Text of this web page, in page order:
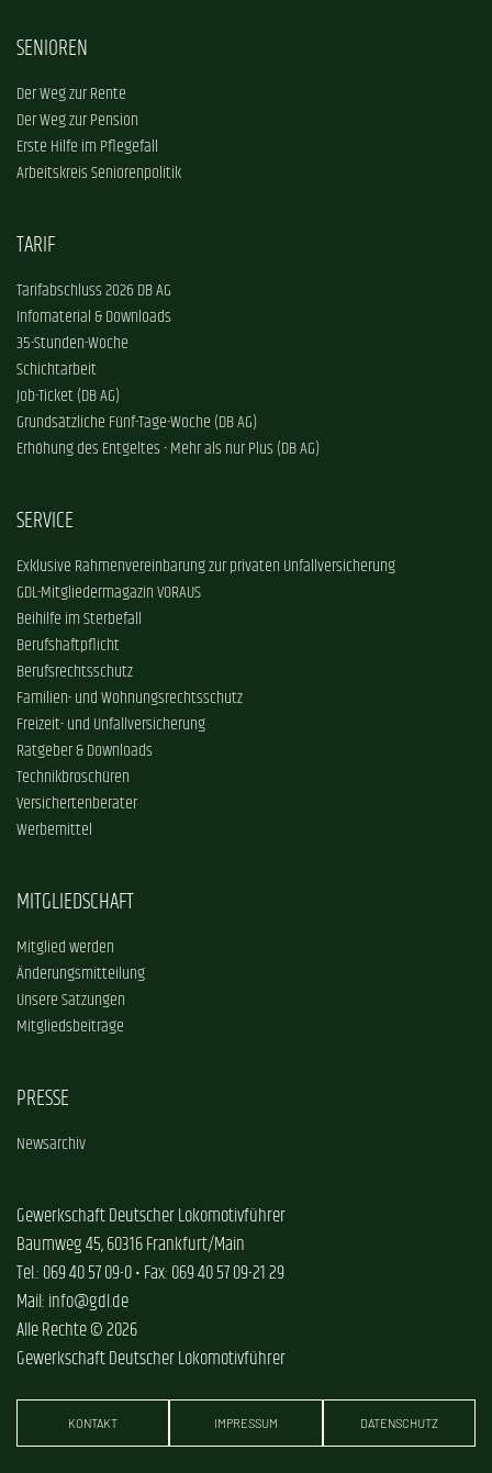
SENIOREN
Der Weg zur Rente
Der Weg zur Pension
Erste Hilfe im Pflegefall
Arbeitskreis Seniorenpolitik
TARIF
Tarifabschluss 2026 DB AG
Infomaterial & Downloads
35-Stunden-Woche
Schichtarbeit
Job-Ticket (DB AG)
Grundsätzliche Fünf-Tage-Woche (DB AG)
Erhöhung des Entgeltes - Mehr als nur Plus (DB AG)
SERVICE
Exklusive Rahmenvereinbarung zur privaten Unfallversicherung
GDL-Mitgliedermagazin VORAUS
Beihilfe im Sterbefall
Berufshaftpflicht
Berufsrechtsschutz
Familien- und Wohnungsrechtsschutz
Freizeit- und Unfallversicherung
Ratgeber & Downloads
Technikbroschüren
Versichertenberater
Werbemittel
MITGLIEDSCHAFT
Mitglied werden
Änderungsmitteilung
Unsere Satzungen
Mitgliedsbeiträge
PRESSE
Newsarchiv
Gewerkschaft Deutscher Lokomotivführer
Baumweg 45, 60316 Frankfurt/Main
Tel.: 069 40 57 09-0 • Fax: 069 40 57 09-21 29
Mail: info@gdl.de
Alle Rechte © 2026
Gewerkschaft Deutscher Lokomotivführer
KONTAKT IMPRESSUM DATENSCHUTZ